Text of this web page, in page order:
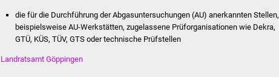
die für die Durchführung der Abgasuntersuchungen (AU) anerkannten Stellen,
beispielsweise AU-Werkstätten, zugelassene Prüforganisationen wie Dekra,
GTÜ, KÜS, TÜV, GTS oder technische Prüfstellen
Landratsamt Göppingen